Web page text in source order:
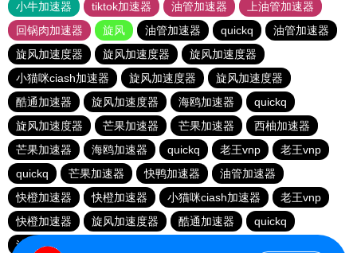
小牛加速器
tiktok加速器 油管加速器
上油管加速器
回锅肉加速器
旋风 油管加速器 quickq
油管加速器
旋风加速度器
旋风加速度器
旋风加速度器
小猫咪ciash加速器
旋风加速度器
旋风加速度器
酷通加速器
旋风加速度器 海鸥加速器
quickq
旋风加速度器
芒果加速器 芒果加速器
西柚加速器
芒果加速器
海鸥加速器 quickq 老王vnp
老王vnp
quickq
芒果加速器 快鸭加速器
油管加速器
快橙加速器
快橙加速器 小猫咪ciash加速器
老王vnp
快橙加速器
旋风加速度器 酷通加速器
quickq
油管加速器